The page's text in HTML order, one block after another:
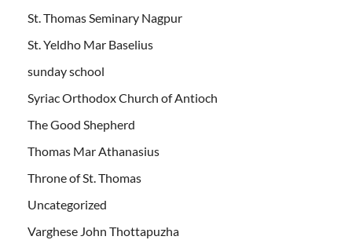
St. Thomas Seminary Nagpur
St. Yeldho Mar Baselius
sunday school
Syriac Orthodox Church of Antioch
The Good Shepherd
Thomas Mar Athanasius
Throne of St. Thomas
Uncategorized
Varghese John Thottapuzha